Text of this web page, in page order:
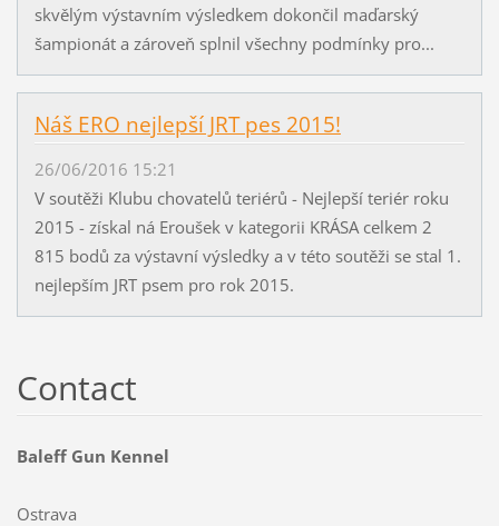
skvělým výstavním výsledkem dokončil maďarský
šampionát a zároveň splnil všechny podmínky pro...
Náš ERO nejlepší JRT pes 2015!
26/06/2016 15:21
V soutěži Klubu chovatelů teriérů - Nejlepší teriér roku
2015 - získal ná Eroušek v kategorii KRÁSA celkem 2
815 bodů za výstavní výsledky a v této soutěži se stal 1.
nejlepším JRT psem pro rok 2015.
Contact
Baleff Gun Kennel
Ostrava